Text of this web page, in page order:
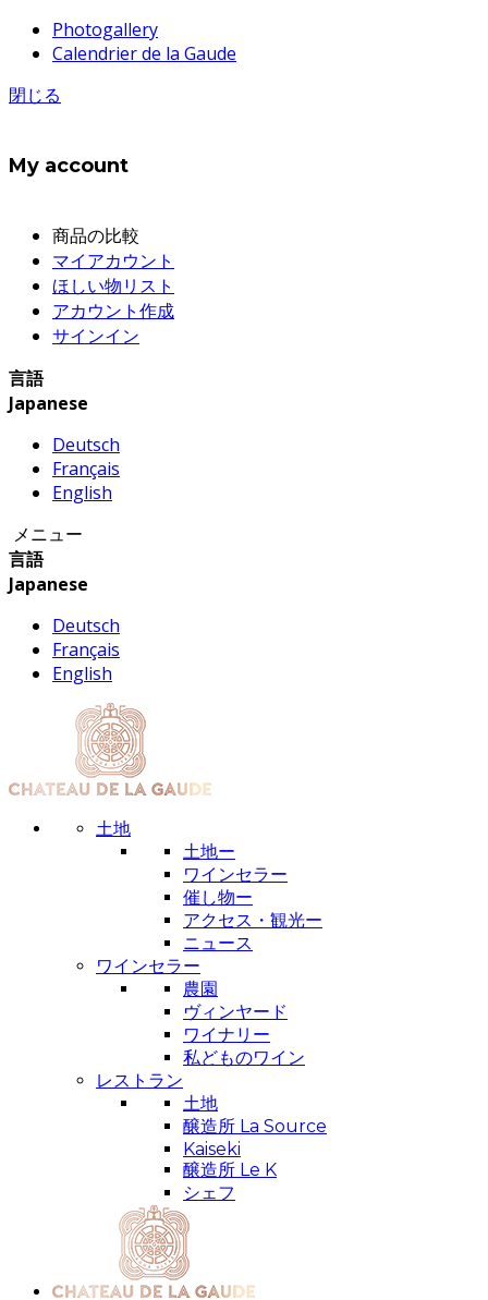
Photogallery
Calendrier de la Gaude
閉じる
My account
商品の比較
マイアカウント
ほしい物リスト
アカウント作成
サインイン
言語
Japanese
Deutsch
Français
English
メニュー
言語
Japanese
Deutsch
Français
English
土地
土地ー
ワインセラー
催し物ー
アクセス・観光ー
ニュース
ワインセラー
農園
ヴィンヤード
ワイナリー
私どものワイン
レストラン
土地
醸造所 La Source
Kaiseki
醸造所 Le K
シェフ